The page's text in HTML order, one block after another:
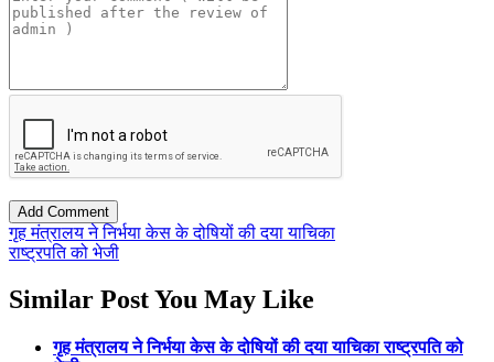
गृह मंत्रालय ने निर्भया केस के दोषियों की दया याचिका
राष्ट्रपति को भेजी
Similar Post You May Like
गृह मंत्रालय ने निर्भया केस के दोषियों की दया याचिका राष्ट्रपति को